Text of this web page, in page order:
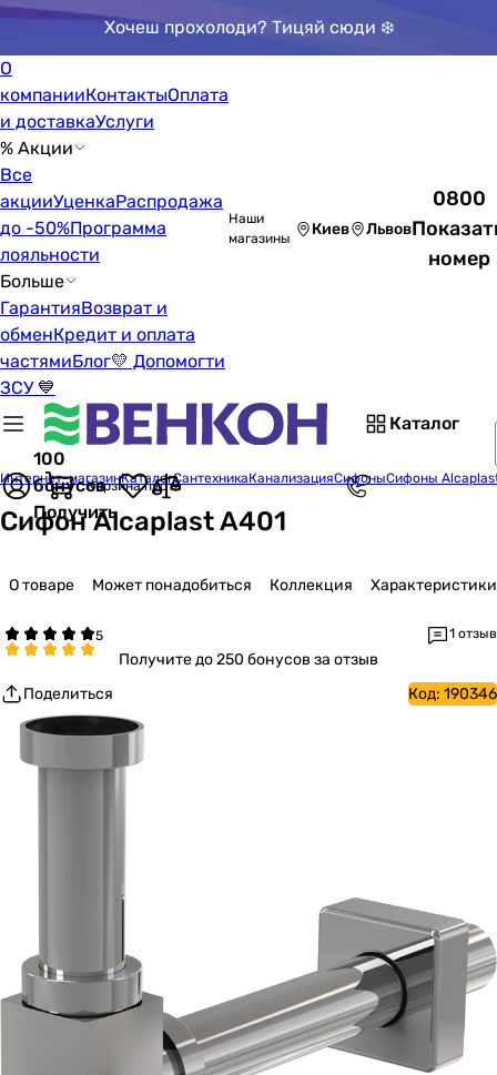
Хочеш прохолоди? Тицяй сюди ❄️
О
компанииКонтактыОплата
и доставкаУслуги
% Акции
Все
акцииУценкаРаспродажа
до -50%Программа
лояльности
Больше
ГарантияВозврат и
обменКредит и оплата
частямиБлог💛 Допомогти
ЗСУ 💙
Наши
магазины
Киев Львов
0800
номер
Каталог
100
бонусов
Получить
Корзина пуста
Интернет-магазинКаталогСантехникаКанализацияСифоныСифоны
Сифон Alcaplast A401
О товаре Может понадобиться Коллекция Характеристики
1 отзыв
Получитедо 250 бонусов за отзыв
Поделиться
Код: 190346